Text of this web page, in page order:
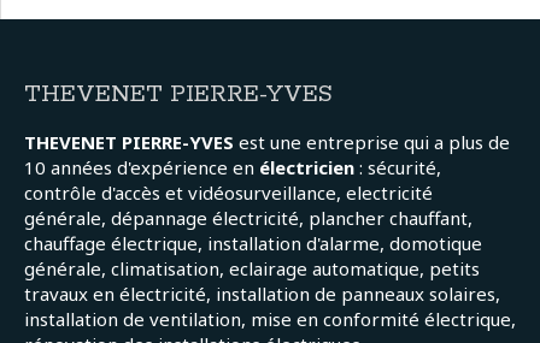
THEVENET PIERRE-YVES
THEVENET PIERRE-YVES est une entreprise qui a plus de
10 années d'expérience en électricien : sécurité,
contrôle d'accès et vidéosurveillance, electricité
générale, dépannage électricité, plancher chauffant,
chauffage électrique, installation d'alarme, domotique
générale, climatisation, eclairage automatique, petits
travaux en électricité, installation de panneaux solaires,
installation de ventilation, mise en conformité électrique,